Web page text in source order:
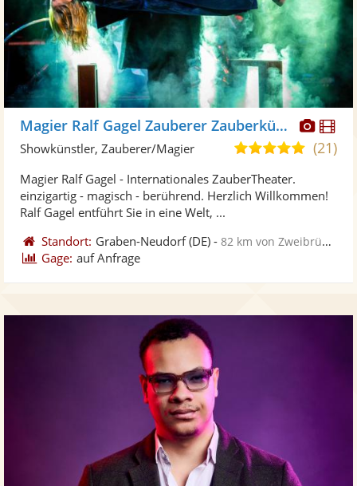
Magier Ralf Gagel Zauberer Zauberkünstler
5,0(21)
Showkünstler, Zauberer/Magier
Magier Ralf Gagel - Internationales ZauberTheater.
einzigartig - magisch - berührend. Herzlich Willkommen!
Ralf Gagel entführt Sie in eine Welt, ...
Standort: Graben-Neudorf(DE) -82 km von Zweibrücken
Gage: auf Anfrage